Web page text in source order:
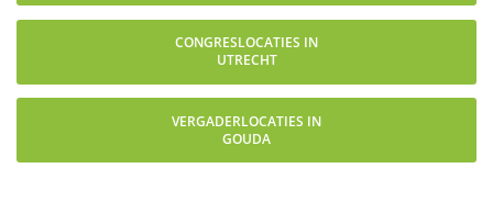
CONGRESLOCATIES IN
UTRECHT
VERGADERLOCATIES IN
GOUDA